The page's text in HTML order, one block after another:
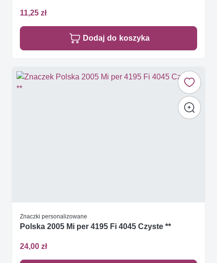
11,25 zł
Dodaj do koszyka
Znaczki personalizowane
Polska 2005 Mi per 4195 Fi 4045 Czyste **
24,00 zł